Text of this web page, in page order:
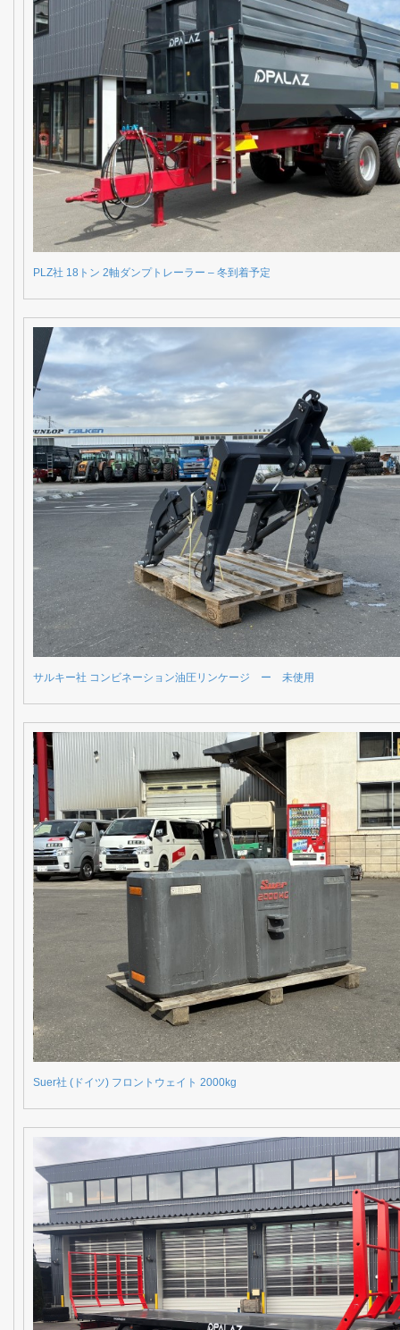
PLZ社 18トン 2軸ダンプトレーラー – 冬到着予定
サルキー社 コンビネーション油圧リンケージ ー 未使用
Suer社 (ドイツ) フロントウェイト 2000kg